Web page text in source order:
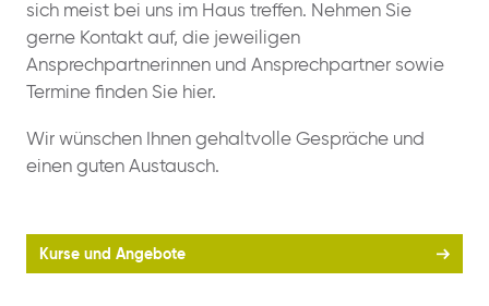
sich meist bei uns im Haus treffen. Nehmen Sie
gerne Kontakt auf, die jeweiligen
Ansprechpartnerinnen und Ansprechpartner sowie
Termine finden Sie hier.
Wir wünschen Ihnen gehaltvolle Gespräche und
einen guten Austausch.
Kurse und Angebote